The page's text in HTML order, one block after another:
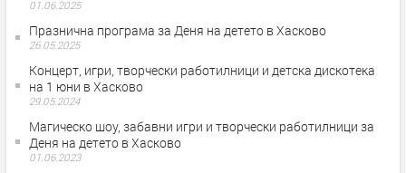
01.06.2025
Празнична програма за Деня на детето в Хасково
26.05.2025
Концерт, игри, творчески работилници и детска дискотека
на 1 юни в Хасково
29.05.2024
Магическо шоу, забавни игри и творчески работилници за
Деня на детето в Хасково
01.06.2023